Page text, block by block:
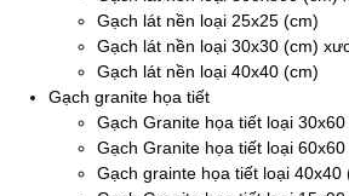
Gạch lát nền loại 25x25 (cm)
Gạch lát nền loại 30x30 (cm)
Gạch lát nền loại 40x40 (cm)
Gạch granite họa tiết
Gạch Granite họa tiết loại 30x60
Gạch Granite họa tiết loại 60x60
Gạch grainte họa tiết loại 40x40